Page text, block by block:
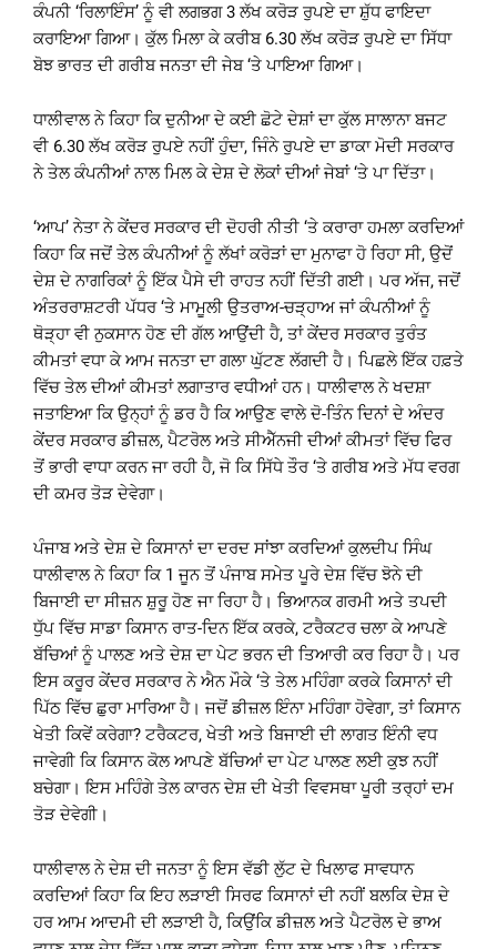
ਕੰਪਨੀ ‘ਰਿਲਾਇੰਸ’ ਨੂੰ ਵੀ ਲਗਭਗ 3 ਲੱਖ ਕਰੋੜ ਰੁਪਏ ਦਾ ਸ਼ੁੱਧ ਫਾਇਦਾ
ਕਰਾਇਆ ਗਿਆ। ਕੁੱਲ ਮਿਲਾ ਕੇ ਕਰੀਬ 6.30 ਲੱਖ ਕਰੋੜ ਰੁਪਏ ਦਾ ਸਿੱਧਾ
ਬੋਝ ਭਾਰਤ ਦੀ ਗਰੀਬ ਜਨਤਾ ਦੀ ਜੇਬ ‘ਤੇ ਪਾਇਆ ਗਿਆ।
ਧਾਲੀਵਾਲ ਨੇ ਕਿਹਾ ਕਿ ਦੁਨੀਆ ਦੇ ਕਈ ਛੋਟੇ ਦੇਸ਼ਾਂ ਦਾ ਕੁੱਲ ਸਾਲਾਨਾ ਬਜਟ
ਵੀ 6.30 ਲੱਖ ਕਰੋੜ ਰੁਪਏ ਨਹੀਂ ਹੁੰਦਾ, ਜਿੰਨੇ ਰੁਪਏ ਦਾ ਡਾਕਾ ਮੋਦੀ ਸਰਕਾਰ
ਨੇ ਤੇਲ ਕੰਪਨੀਆਂ ਨਾਲ ਮਿਲ ਕੇ ਦੇਸ਼ ਦੇ ਲੋਕਾਂ ਦੀਆਂ ਜੇਬਾਂ ‘ਤੇ ਪਾ ਦਿੱਤਾ।
‘ਆਪ’ ਨੇਤਾ ਨੇ ਕੇਂਦਰ ਸਰਕਾਰ ਦੀ ਦੋਹਰੀ ਨੀਤੀ ‘ਤੇ ਕਰਾਰਾ ਹਮਲਾ ਕਰਦਿਆਂ
ਕਿਹਾ ਕਿ ਜਦੋਂ ਤੇਲ ਕੰਪਨੀਆਂ ਨੂੰ ਲੱਖਾਂ ਕਰੋੜਾਂ ਦਾ ਮੁਨਾਫਾ ਹੋ ਰਿਹਾ ਸੀ, ਉਦੋਂ
ਦੇਸ਼ ਦੇ ਨਾਗਰਿਕਾਂ ਨੂੰ ਇੱਕ ਪੈਸੇ ਦੀ ਰਾਹਤ ਨਹੀਂ ਦਿੱਤੀ ਗਈ। ਪਰ ਅੱਜ, ਜਦੋਂ
ਅੰਤਰਰਾਸ਼ਟਰੀ ਪੱਧਰ ‘ਤੇ ਮਾਮੂਲੀ ਉਤਰਾਅ-ਚੜ੍ਹਾਅ ਜਾਂ ਕੰਪਨੀਆਂ ਨੂੰ
ਥੋੜ੍ਹਾ ਵੀ ਨੁਕਸਾਨ ਹੋਣ ਦੀ ਗੱਲ ਆਉਂਦੀ ਹੈ, ਤਾਂ ਕੇਂਦਰ ਸਰਕਾਰ ਤੁਰੰਤ
ਕੀਮਤਾਂ ਵਧਾ ਕੇ ਆਮ ਜਨਤਾ ਦਾ ਗਲਾ ਘੁੱਟਣ ਲੱਗਦੀ ਹੈ। ਪਿਛਲੇ ਇੱਕ ਹਫ਼ਤੇ
ਵਿੱਚ ਤੇਲ ਦੀਆਂ ਕੀਮਤਾਂ ਲਗਾਤਾਰ ਵਧੀਆਂ ਹਨ। ਧਾਲੀਵਾਲ ਨੇ ਖਦਸ਼ਾ
ਜਤਾਇਆ ਕਿ ਉਨ੍ਹਾਂ ਨੂੰ ਡਰ ਹੈ ਕਿ ਆਉਣ ਵਾਲੇ ਦੋ-ਤਿੰਨ ਦਿਨਾਂ ਦੇ ਅੰਦਰ
ਕੇਂਦਰ ਸਰਕਾਰ ਡੀਜ਼ਲ, ਪੈਟਰੋਲ ਅਤੇ ਸੀਐੱਨਜੀ ਦੀਆਂ ਕੀਮਤਾਂ ਵਿੱਚ ਫਿਰ
ਤੋਂ ਭਾਰੀ ਵਾਧਾ ਕਰਨ ਜਾ ਰਹੀ ਹੈ, ਜੋ ਕਿ ਸਿੱਧੇ ਤੌਰ ‘ਤੇ ਗਰੀਬ ਅਤੇ ਮੱਧ ਵਰਗ
ਦੀ ਕਮਰ ਤੋੜ ਦੇਵੇਗਾ।
ਪੰਜਾਬ ਅਤੇ ਦੇਸ਼ ਦੇ ਕਿਸਾਨਾਂ ਦਾ ਦਰਦ ਸਾਂਝਾ ਕਰਦਿਆਂ ਕੁਲਦੀਪ ਸਿੰਘ
ਧਾਲੀਵਾਲ ਨੇ ਕਿਹਾ ਕਿ 1 ਜੂਨ ਤੋਂ ਪੰਜਾਬ ਸਮੇਤ ਪੂਰੇ ਦੇਸ਼ ਵਿੱਚ ਝੋਨੇ ਦੀ
ਬਿਜਾਈ ਦਾ ਸੀਜ਼ਨ ਸ਼ੁਰੂ ਹੋਣ ਜਾ ਰਿਹਾ ਹੈ। ਭਿਆਨਕ ਗਰਮੀ ਅਤੇ ਤਪਦੀ
ਧੁੱਪ ਵਿੱਚ ਸਾਡਾ ਕਿਸਾਨ ਰਾਤ-ਦਿਨ ਇੱਕ ਕਰਕੇ, ਟਰੈਕਟਰ ਚਲਾ ਕੇ ਆਪਣੇ
ਬੱਚਿਆਂ ਨੂੰ ਪਾਲਣ ਅਤੇ ਦੇਸ਼ ਦਾ ਪੇਟ ਭਰਨ ਦੀ ਤਿਆਰੀ ਕਰ ਰਿਹਾ ਹੈ। ਪਰ
ਇਸ ਕਰੂਰ ਕੇਂਦਰ ਸਰਕਾਰ ਨੇ ਐਨ ਮੌਕੇ ‘ਤੇ ਤੇਲ ਮਹਿੰਗਾ ਕਰਕੇ ਕਿਸਾਨਾਂ ਦੀ
ਪਿੱਠ ਵਿੱਚ ਛੁਰਾ ਮਾਰਿਆ ਹੈ। ਜਦੋਂ ਡੀਜ਼ਲ ਇੰਨਾ ਮਹਿੰਗਾ ਹੋਵੇਗਾ, ਤਾਂ ਕਿਸਾਨ
ਖੇਤੀ ਕਿਵੇਂ ਕਰੇਗਾ? ਟਰੈਕਟਰ, ਖੇਤੀ ਅਤੇ ਬਿਜਾਈ ਦੀ ਲਾਗਤ ਇੰਨੀ ਵਧ
ਜਾਵੇਗੀ ਕਿ ਕਿਸਾਨ ਕੋਲ ਆਪਣੇ ਬੱਚਿਆਂ ਦਾ ਪੇਟ ਪਾਲਣ ਲਈ ਕੁਝ ਨਹੀਂ
ਬਚੇਗਾ। ਇਸ ਮਹਿੰਗੇ ਤੇਲ ਕਾਰਨ ਦੇਸ਼ ਦੀ ਖੇਤੀ ਵਿਵਸਥਾ ਪੂਰੀ ਤਰ੍ਹਾਂ ਦਮ
ਤੋੜ ਦੇਵੇਗੀ।
ਧਾਲੀਵਾਲ ਨੇ ਦੇਸ਼ ਦੀ ਜਨਤਾ ਨੂੰ ਇਸ ਵੱਡੀ ਲੁੱਟ ਦੇ ਖਿਲਾਫ ਸਾਵਧਾਨ
ਕਰਦਿਆਂ ਕਿਹਾ ਕਿ ਇਹ ਲੜਾਈ ਸਿਰਫ ਕਿਸਾਨਾਂ ਦੀ ਨਹੀਂ ਬਲਕਿ ਦੇਸ਼ ਦੇ
ਹਰ ਆਮ ਆਦਮੀ ਦੀ ਲੜਾਈ ਹੈ, ਕਿਉਂਕਿ ਡੀਜ਼ਲ ਅਤੇ ਪੈਟਰੋਲ ਦੇ ਭਾਅ